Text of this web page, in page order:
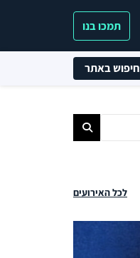
תמכו בנו
חיפוש באתר
לכל האירועים